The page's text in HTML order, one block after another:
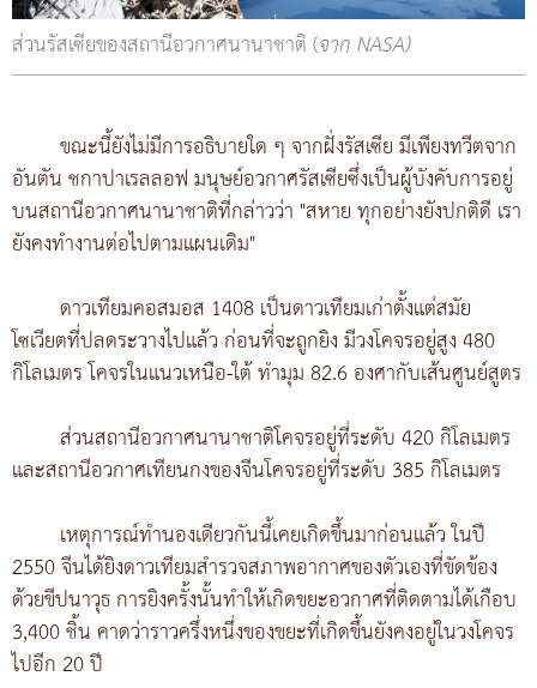
ส่วนรัสเซียของสถานีอวกาศนานาชาติ (จาก NASA)
ขณะนี้ยังไม่มีการอธิบายใด ๆ จากฝั่งรัสเซีย มีเพียงทวีตจาก
อันตัน ชกาปาเรลลอฟ มนุษย์อวกาศรัสเซียซึ่งเป็นผู้บังคับการอยู่
บนสถานีอวกาศนานาชาติที่กล่าวว่า "สหาย ทุกอย่างยังปกติดี เรา
ยังคงทำงานต่อไปตามแผนเดิม"
ดาวเทียมคอสมอส 1408 เป็นดาวเทียมเก่าตั้งแต่สมัย
โซเวียตที่ปลดระวางไปแล้ว ก่อนที่จะถูกยิง มีวงโคจรอยู่สูง 480
กิโลเมตร โคจรในแนวเหนือ-ใต้ ทำมุม 82.6 องศากับเส้นศูนย์สูตร
ส่วนสถานีอวกาศนานาชาติโคจรอยู่ที่ระดับ 420 กิโลเมตร
และสถานีอวกาศเทียนกงของจีนโคจรอยู่ที่ระดับ 385 กิโลเมตร
เหตุการณ์ทำนองเดียวกันนี้เคยเกิดขึ้นมาก่อนแล้ว ในปี
2550 จีนได้ยิงดาวเทียมสำรวจสภาพอากาศของตัวเองที่ขัดข้อง
ด้วยขีปนาวุธ การยิงครั้งนั้นทำให้เกิดขยะอวกาศที่ติดตามได้เกือบ
3,400 ชิ้น คาดว่าราวครึ่งหนึ่งของขยะที่เกิดขึ้นยังคงอยู่ในวงโคจร
ไปอีก 20 ปี